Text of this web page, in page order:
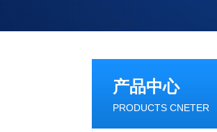
产品中心
PRODUCTS CNETER